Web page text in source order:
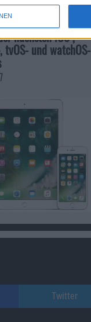
nächsten iOS-,
tvOS- und watchOS-
Twitter